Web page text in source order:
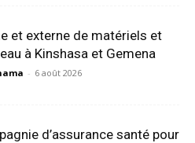
et externe de matériels et
à Kinshasa et Gemena
- 6 août 2026
d’assurance santé pour